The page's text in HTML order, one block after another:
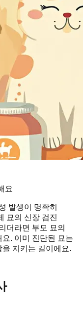
요
발생이 명확히
묘의 신장 검진
더라면 부모 묘의
. 이미 진단된 묘는
지키는 길이에요.